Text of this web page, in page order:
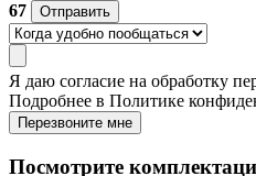
67
Отправить
Я даю согласие на обработку
Подробнее в Политике
Перезвоните мне
Посмотрите